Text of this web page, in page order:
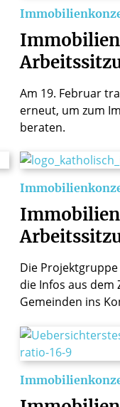
Am 19. Februar
erneut, um zum
beraten.
Die
die Infos aus
Gemeinden ins